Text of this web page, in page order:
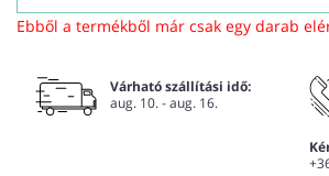
Ebből a termékből már csak egy darab
Várható szállítási idő:
aug. 10. - aug. 16.